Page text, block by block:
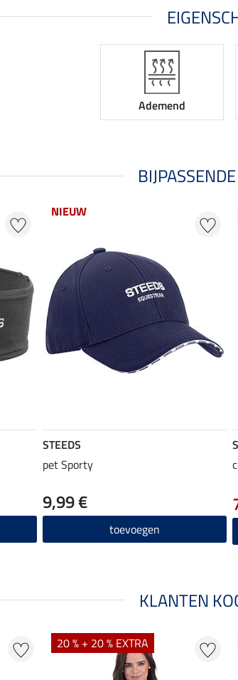
Ademend
NIEUW
STEEDS
pet Sporty
9,99 €
toevoegen
KLANTEN
20 % + 20 % EXTRA